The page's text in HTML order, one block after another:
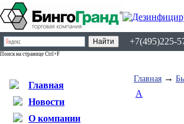
+7(495)225-
Поиск на странице Ctrl+F
Главная
Новости
О компании
Главная →
А